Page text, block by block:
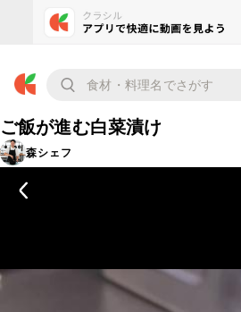
ご飯が進む白菜漬け
森シェフ